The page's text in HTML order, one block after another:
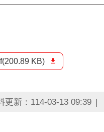
KB)
更新：114-03-13 09:39